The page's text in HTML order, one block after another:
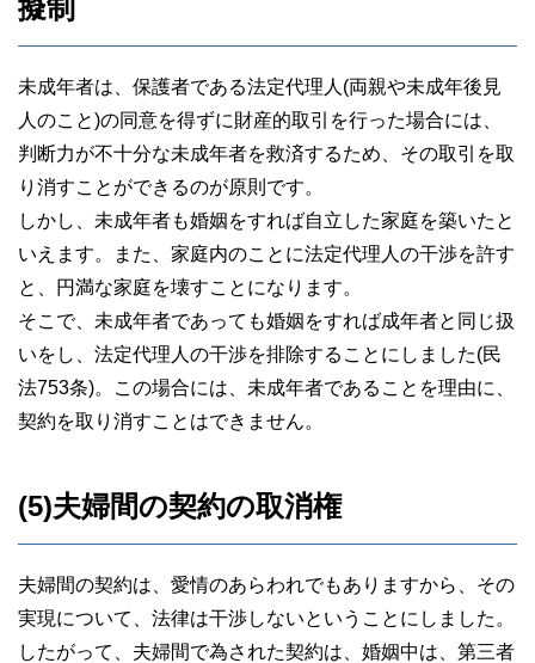
擬制
未成年者は、保護者である法定代理人(両親や未成年後見
人のこと)の同意を得ずに財産的取引を行った場合には、
判断力が不十分な未成年者を救済するため、その取引を取
り消すことができるのが原則です。
しかし、未成年者も婚姻をすれば自立した家庭を築いたと
いえます。また、家庭内のことに法定代理人の干渉を許す
と、円満な家庭を壊すことになります。
そこで、未成年者であっても婚姻をすれば成年者と同じ扱
いをし、法定代理人の干渉を排除することにしました(民
法753条)。この場合には、未成年者であることを理由に、
契約を取り消すことはできません。
(5)夫婦間の契約の取消権
夫婦間の契約は、愛情のあらわれでもありますから、その
実現について、法律は干渉しないということにしました。
したがって、夫婦間で為された契約は、婚姻中は、第三者